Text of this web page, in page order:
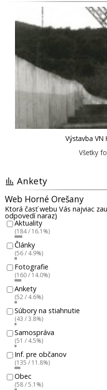
Výstavba VN
Všetky
Ankety
Web Horné Orešany
Ktorá časť webu Vás najviac
odpovedí naraz)
Aktuality
(184 / 16.1%)
Články
(56 / 4.9%)
Fotografie
(160 / 14.0%)
Ankety
(52 / 4.6%)
Súbory na stiahnutie
(43 / 3.8%)
Samospráva
(51 / 4.5%)
Inf. pre občanov
(135 / 11.8%)
Obec
(58 / 5.1%)